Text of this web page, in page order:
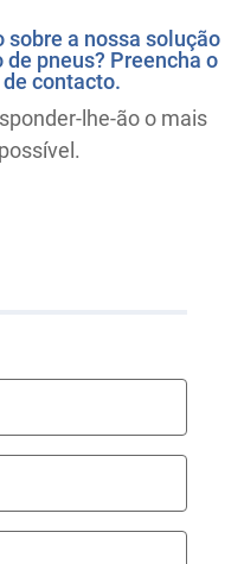
a nossa solução
pneus? Preencha o
contacto.
lhe-ão o mais